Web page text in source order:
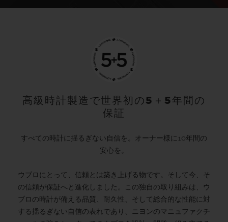
高級時計製造で世界初の5＋5年間の
保証
すべての時計に揺るぎない自信を。オーナー様に10年間の
安心を。
ウブロにとって、信頼とは築き上げる物です。そして今、そ
の信頼が保証へと進化しました。この独自の取り組みは、ウ
ブロの時計が備える品質、耐久性、そして総合的な性能に対
する揺るぎない自信の表れであり、ニヨンのマニュファクチ